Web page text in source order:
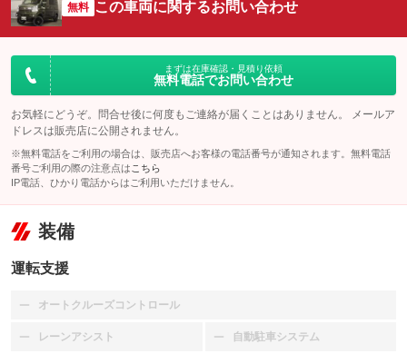
無料 この車両に関するお問い合わせ
まずは在庫確認・見積り依頼
無料電話でお問い合わせ
お気軽にどうぞ。問合せ後に何度もご連絡が届くことはありません。 メールア
ドレスは販売店に公開されません。
※無料電話をご利用の場合は、販売店へお客様の電話番号が通知されます。無料電話
番号ご利用の際の注意点は こちら
IP電話、ひかり電話からはご利用いただけません。
装備
運転支援
オートクルーズコントロール
：装備なし
レーンアシスト
：装備なし 自動駐車システム
：装備なし